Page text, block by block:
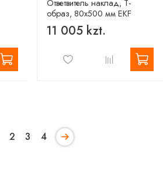
Ответвитель наклад, Т-
образ, 80х500 мм EKF
11 005 kzt.
2 3 4